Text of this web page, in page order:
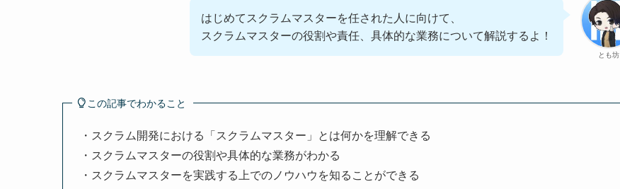
とも坊
はじめてスクラムマスターを任された人に向けて、
スクラムマスターの役割や責任、具体的な業務について解説するよ！
この記事でわかること
・スクラム開発における「スクラムマスター」とは何かを理解できる
・スクラムマスターの役割や具体的な業務がわかる
・スクラムマスターを実践する上でのノウハウを知ることができる